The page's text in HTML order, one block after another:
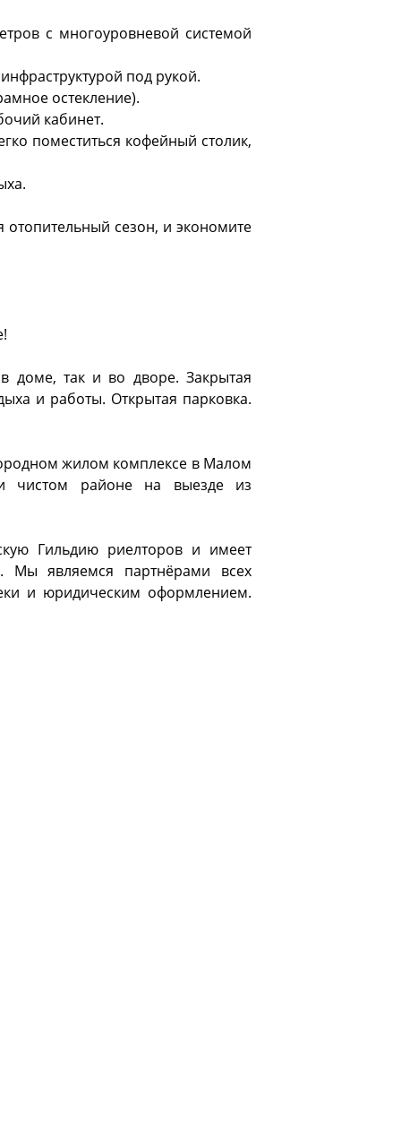
с многоуровневой системой
под рукой.
остекление).
кабинет.
поместиться кофейный столик,
сезон, и экономите
доме, так и во дворе. Закрытая
и работы. Открытая парковка.
жилом комплексе в Малом
чистом районе на выезде из
Гильдию риелторов и имеет
Мы являемся партнёрами всех
и юридическим оформлением.